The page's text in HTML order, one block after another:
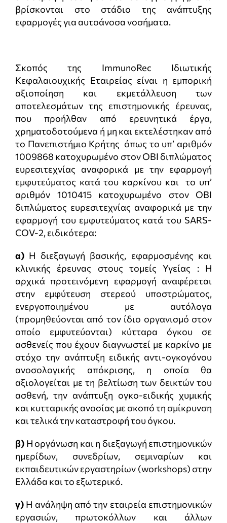
βρίσκονται στο στάδιο της ανάπτυξης
εφαρμογές για αυτοάνοσα νοσήματα.
Σκοπός της ImmunoRec Ιδιωτικής
Κεφαλαιουχικής Εταιρείας είναι η εμπορική
αξιοποίηση και εκμετάλλευση των
αποτελεσμάτων της επιστημονικής έρευνας,
που προήλθαν από ερευνητικά έργα,
χρηματοδοτούμενα ή μη και εκτελέστηκαν από
το Πανεπιστήμιο Κρήτης όπως το υπ’ αριθμόν
1009868 κατοχυρωμένο στον ΟΒΙ διπλώματος
ευρεσιτεχνίας αναφορικά με την εφαρμογή
εμφυτεύματος κατά του καρκίνου και το υπ’
αριθμόν 1010415 κατοχυρωμένο στον ΟΒΙ
διπλώματος ευρεσιτεχνίας αναφορικά με την
εφαρμογή του εμφυτεύματος κατά του SARS-
COV-2, ειδικότερα:
α) Η διεξαγωγή βασικής, εφαρμοσμένης και
κλινικής έρευνας στους τομείς Υγείας : Η
αρχικά προτεινόμενη εφαρμογή αναφέρεται
στην εμφύτευση στερεού υποστρώματος,
ενεργοποιημένου με αυτόλογα
(προμηθεύονται από τον ίδιο οργανισμό στον
οποίο εμφυτεύονται) κύτταρα όγκου σε
ασθενείς που έχουν διαγνωστεί με καρκίνο με
στόχο την ανάπτυξη ειδικής αντι-ογκογόνου
ανοσολογικής απόκρισης, η οποία θα
αξιολογείται με τη βελτίωση των δεικτών του
ασθενή, την ανάπτυξη ογκο-ειδικής χυμικής
και κυτταρικής ανοσίας με σκοπό τη σμίκρυνση
και τελικά την καταστροφή του όγκου.
β) Η οργάνωση και η διεξαγωγή επιστημονικών
ημερίδων, συνεδρίων, σεμιναρίων και
εκπαιδευτικών εργαστηρίων (workshops) στην
Ελλάδα και το εξωτερικό.
γ) Η ανάληψη από την εταιρεία επιστημονικών
εργασιών, πρωτοκόλλων και άλλων